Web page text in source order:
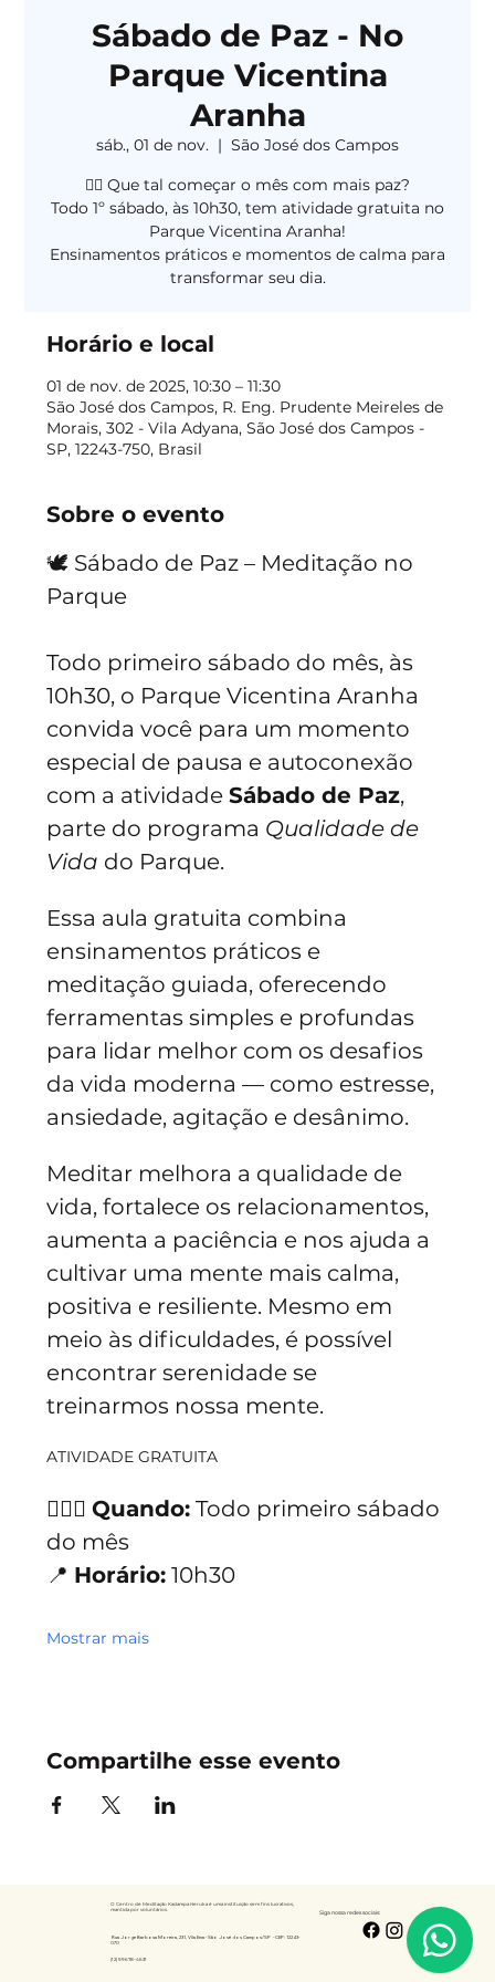
Sábado de Paz - No
Parque Vicentina
Aranha
sáb., 01 de nov.
  |
São José dos Campos
🧘‍♀️ Que tal começar o mês com mais paz?
Todo 1º sábado, às 10h30, tem atividade gratuita no
Parque Vicentina Aranha!
Ensinamentos práticos e momentos de calma para
transformar seu dia.
Horário e local
01 de nov. de 2025, 10:30 – 11:30
São José dos Campos, R. Eng. Prudente Meireles de
Morais, 302 - Vila Adyana, São José dos Campos -
SP, 12243-750, Brasil
Sobre o evento
🕊️ Sábado de Paz – Meditação no
Parque
Todo primeiro sábado do mês, às
10h30, o Parque Vicentina Aranha
convida você para um momento
especial de pausa e autoconexão
com a atividade Sábado de Paz,
parte do programa Qualidade de
Vida do Parque.
Essa aula gratuita combina
ensinamentos práticos e
meditação guiada, oferecendo
ferramentas simples e profundas
para lidar melhor com os desafios
da vida moderna — como estresse,
ansiedade, agitação e desânimo.
Meditar melhora a qualidade de
vida, fortalece os relacionamentos,
aumenta a paciência e nos ajuda a
cultivar uma mente mais calma,
positiva e resiliente. Mesmo em
meio às dificuldades, é possível
encontrar serenidade se
treinarmos nossa mente.
ATIVIDADE GRATUITA
🧘🏻‍♀️ Quando: Todo primeiro sábado
do mês
📍 Horário: 10h30
Mostrar mais
Compartilhe esse evento
O Centro de Meditação Kadampa Heruka é uma instituição sem fins lucrativos,
mantida por voluntários.
Rua Jorge Barbosa Moreira, 231, Vila Ema - São José dos Campos/SP -CEP: 12243-
070
(12) 99678-4631
Siga nossa redes sociais: